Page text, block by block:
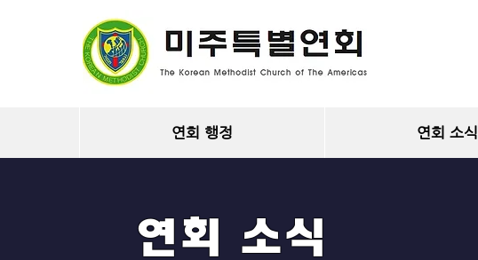
연회 행정 연회 소식
연회 소식